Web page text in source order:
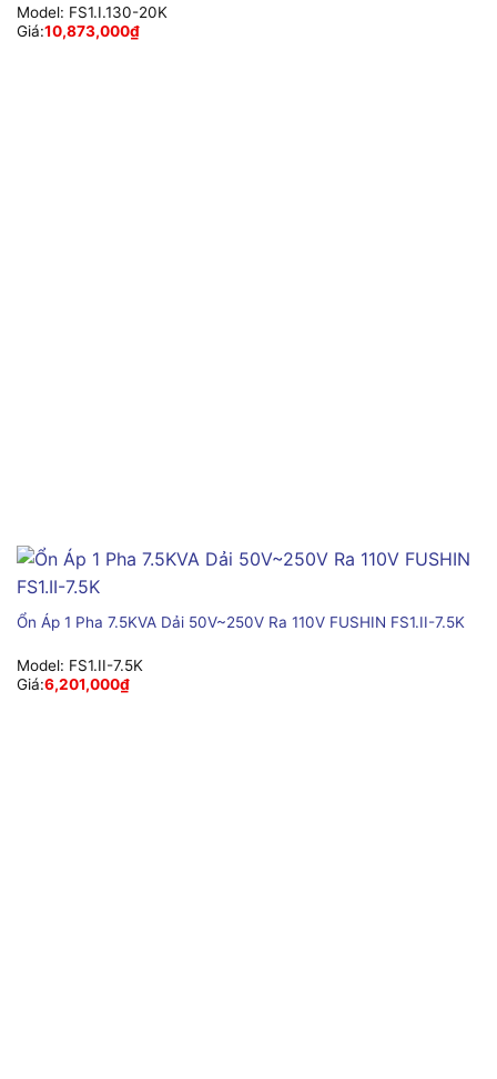
Model: FS1.I.130-20K
Giá:10,873,000₫
Ổn Áp 1 Pha 7.5KVA Dải 50V~250V Ra 110V FUSHIN FS1.II-7.5K
Model: FS1.II-7.5K
Giá:6,201,000₫